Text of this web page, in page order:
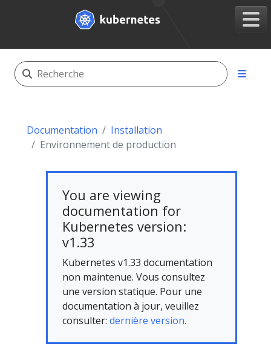
Documentation
Installation
Environnement de production
You are viewing
documentation for
Kubernetes version:
v1.33
Kubernetes v1.33 documentation
non maintenue. Vous consultez
une version statique. Pour une
documentation à jour, veuillez
consulter: dernière version.